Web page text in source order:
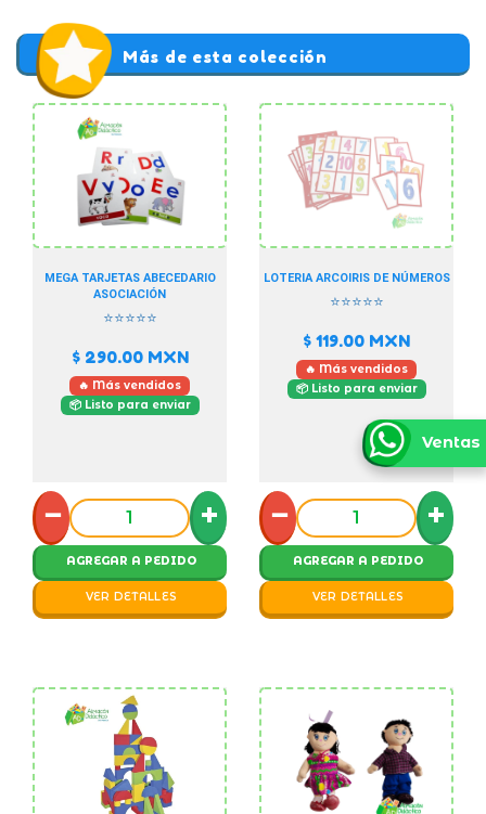
Más de esta colección
MEGA TARJETAS ABECEDARIO
ASOCIACIÓN
⭐⭐⭐⭐⭐
$ 290.00MXN
🔥 Más vendidos
📦 Listo para enviar
− +
AGREGAR A PEDIDO
VER DETALLES
LOTERIA ARCOIRIS DE NÚMEROS
⭐⭐⭐⭐⭐
$ 119.00 MXN
🔥 Más vendidos
📦 Listo para enviar
− +
AGREGAR A PEDIDO
VER DETALLES
Ventas